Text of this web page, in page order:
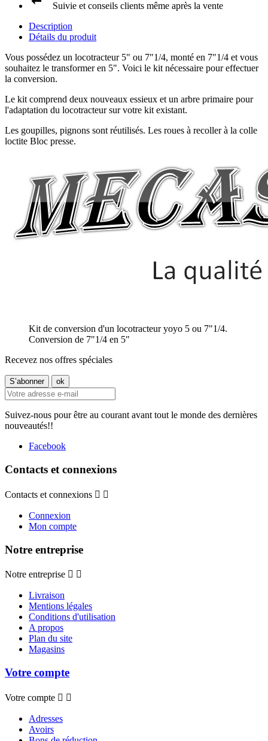
Suivie et conseils clients même après la vente
Description
Détails du produit
Vous possédez un locotracteur 5" ou 7"1/4, monté en 7"1/4 et vous
souhaitez le transformer en 5". Voici le kit nécessaire pour effectuer
la conversion.
Le kit comprend deux nouveaux essieux et un arbre primaire pour
l'adaptation du locotracteur sur votre kit existant.
Les goupilles, pignons sont réutilisés. Les roues à recoller à la colle
loctite Bloc presse.
Kit de conversion d'un locotracteur yoyo 5 ou 7"1/4.
Conversion de 7"1/4 en 5"
Recevez nos offres spéciales
Suivez-nous pour être au courant avant tout le monde des dernières
nouveautés!!
Facebook
Contacts et connexions
Contacts et connexions  
Connexion
Mon compte
Notre entreprise
Notre entreprise  
Livraison
Mentions légales
Conditions d'utilisation
A propos
Plan du site
Magasins
Votre compte
Votre compte  
Adresses
Avoirs